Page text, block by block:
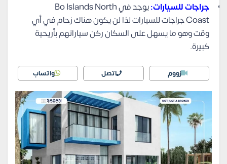
جراجات للسيارات:
يوجد في Bo Islands North
Coast جراجات للسيارات لذا لن يكون هناك زحام في أي
وقت وهو ما يسهل على السكان ركن سياراتهم بأريحية
كبيرة.
زووم اتصل واتساب